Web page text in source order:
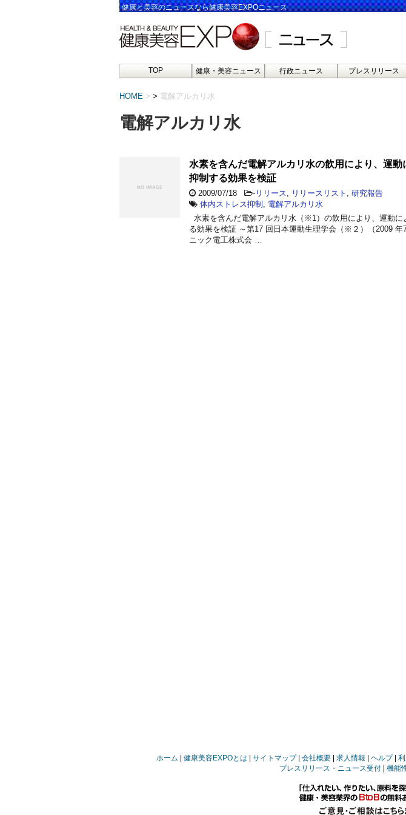
健康と美容のニュースなら健康美容EXPOニュース
TOP 健康・美容ニュース 行政ニュース プレスリリース
HOME > 電解アルカリ水
電解アルカリ水
水素を含んだ電解アルカリ水の飲用により、運
抑制する効果を検証
2009/07/18 - リリース リリースリスト
研究報告
体内ストレス抑制
電解アルカリ水
水素を含んだ電解アルカリ水（※1）の飲用により、運動に
る効果を検証 ～第17 回日本運動生理学会（※２）（2009 年
ニック電工株式会 …
ホーム 健康美容EXPOとは サイトマップ 会社概要 求人情報 ヘルプ
プレスリリース・ニュース受付
機能